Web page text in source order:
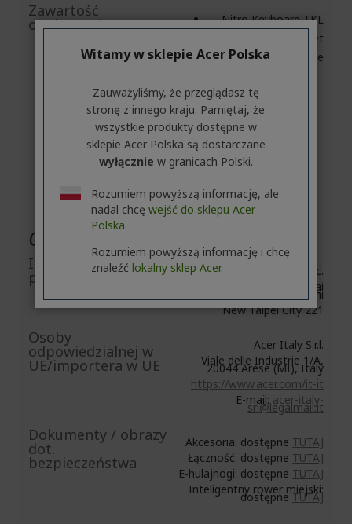
Zawartość
opakowania
Nitro Keyboard TKL
Warranty Booklet
Quick Start Guide
Ogólne informacje produktu
Informacje
producenta
Acer Inc.
8F, No. 88, Section 1, Xin Tai
5th Road, Xizhi
New Taipei City 221
Osoby
odpowiedzialnej w
UE/importera w UE
Acer Italy S.r.l.
Viale delle Industrie 1/A,
20044 Arese (MI), Italy
https://www.acer.com/it-it
E-mail:acer-italy-
srl@legalmail.it
Dokumenty / obrazy
dot.
bezpieczeństwa
Akcesoria: dostępne TUTAJ
Łączność: dostępne TUTAJ
E-hulajnogi: dostępne TUTAJ
Inteligentny rower miejski:
dostępneTUTAJ
Witamy w sklepie Acer Polska
Zauważyliśmy, że przeglądasz tę
stronę z innego kraju. Pamiętaj, że
wszystkie produkty dostępne w
sklepie Acer Polska są dostarczane
wyłącznie w granicach Polski.
Rozumiem powyższą informację, ale
nadal chcę wejść do sklepu Acer
Polska.
Rozumiem powyższą informację i chcę
znaleźć lokalny sklep Acer.